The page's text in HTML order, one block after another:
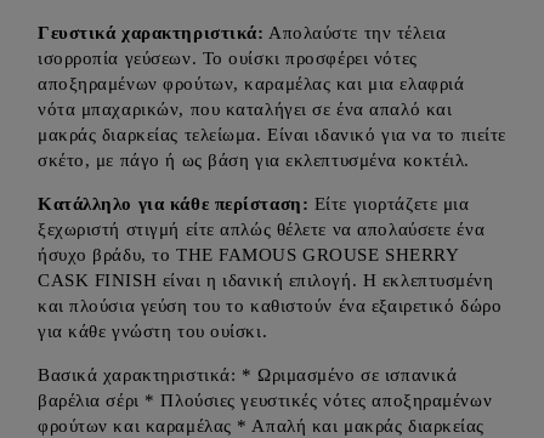
Γευστικά χαρακτηριστικά: Απολαύστε την τέλεια
ισορροπία γεύσεων. Το ουίσκι προσφέρει νότες
αποξηραμένων φρούτων, καραμέλας και μια ελαφριά
νότα μπαχαρικών, που καταλήγει σε ένα απαλό και
μακράς διαρκείας τελείωμα. Είναι ιδανικό για να το πιείτε
σκέτο, με πάγο ή ως βάση για εκλεπτυσμένα κοκτέιλ.
Κατάλληλο για κάθε περίσταση: Είτε γιορτάζετε μια
ξεχωριστή στιγμή είτε απλώς θέλετε να απολαύσετε ένα
ήσυχο βράδυ, το THE FAMOUS GROUSE SHERRY
CASK FINISH είναι η ιδανική επιλογή. Η εκλεπτυσμένη
και πλούσια γεύση του το καθιστούν ένα εξαιρετικό δώρο
για κάθε γνώστη του ουίσκι.
Βασικά χαρακτηριστικά: * Ωριμασμένο σε ισπανικά
βαρέλια σέρι * Πλούσιες γευστικές νότες αποξηραμένων
φρούτων και καραμέλας * Απαλή και μακράς διαρκείας